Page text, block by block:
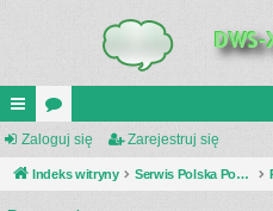
UI
C
or
a
Zaloguj się Zarejestruj się
Indeks witryny Serwis Polska Podziemna